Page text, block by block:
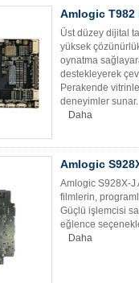
Amlogic T982
Üst düzey dijital
yüksek
oynatma
destekleyerek
Perakende
deneyimler sunar.
Daha
Amlogic
Amlogic S928X-J
filmlerin,
Güçlü işlemcisi
eğlence
Daha